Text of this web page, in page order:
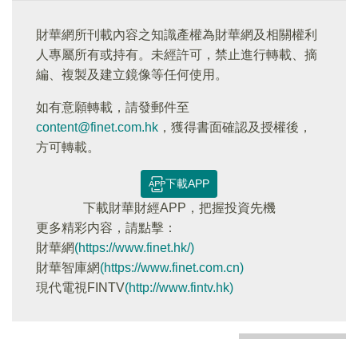
財華網所刊載內容之知識產權為財華網及相關權利
人專屬所有或持有。未經許可，禁止進行轉載、摘
編、複製及建立鏡像等任何使用。
如有意願轉載，請發郵件至
content@finet.com.hk ，獲得書面確認及授權後，
方可轉載。
下載APP
下載財華財經APP，把握投資先機
更多精彩内容，請點擊：
財華網(https://www.finet.hk/)
財華智庫網(https://www.finet.com.cn)
現代電視FINTV(http://www.fintv.hk)